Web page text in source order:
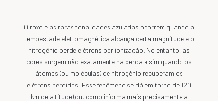
O roxo e as raras tonalidades azuladas ocorrem quando a
tempestade eletromagnética alcança certa magnitude e o
nitrogênio perde elétrons por ionização. No entanto, as
cores surgem não exatamente na perda e sim quando os
átomos (ou moléculas) de nitrogênio recuperam os
elétrons perdidos. Esse fenômeno se dá em torno de 120
km de altitude (ou, como informa mais precisamente a